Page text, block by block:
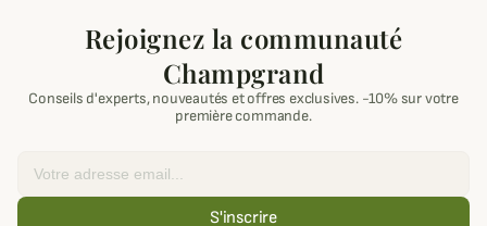
Rejoignez la communauté
Champgrand
Conseils d'experts, nouveautés et offres exclusives. -10% sur votre
première commande.
S'inscrire